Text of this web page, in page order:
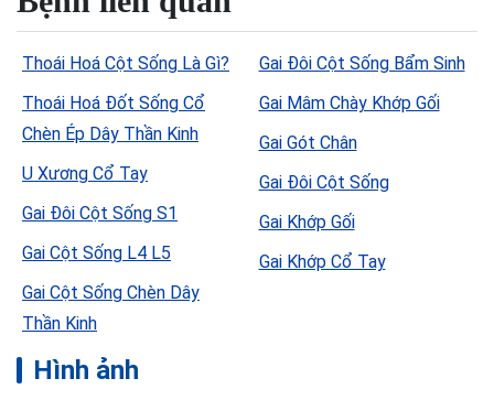
Thoái Hoá Cột Sống Là Gì?
Thoái Hoá Đốt Sống Cổ
Chèn Ép Dây Thần Kinh
U Xương Cổ Tay
Gai Đôi Cột Sống S1
Gai Cột Sống L4 L5
Gai Cột Sống Chèn Dây
Thần Kinh
Gai Đôi Cột Sống Bẩm Sinh
Gai Mâm Chày Khớp Gối
Gai Gót Chân
Gai Đôi Cột Sống
Gai Khớp Gối
Gai Khớp Cổ Tay
Hình ảnh